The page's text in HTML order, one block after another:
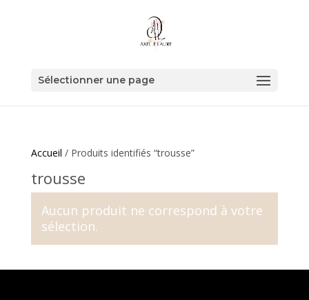
Sélectionner une page
Accueil / Produits identifiés “trousse”
trousse
Aucun produit ne correspond à votre
sélection.